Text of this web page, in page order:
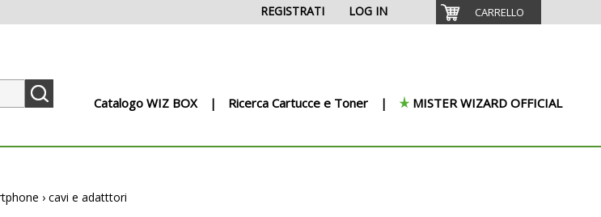
CARRELLO
LOG IN
REGISTRATI
Catalogo WIZ BOX Ricerca Cartucce e Toner MISTER WIZARD OFFICIAL
› cavi e adatttori